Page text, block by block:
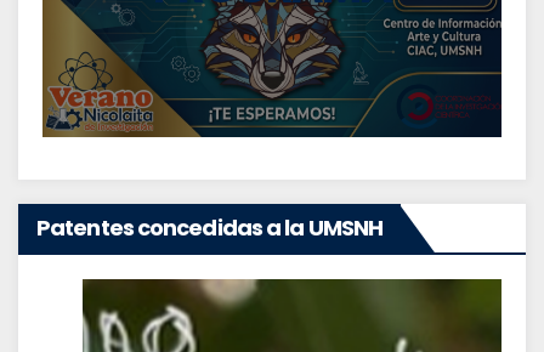
Patentes concedidas a la UMSNH